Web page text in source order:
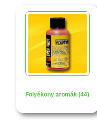
Folyékony aromák (44)